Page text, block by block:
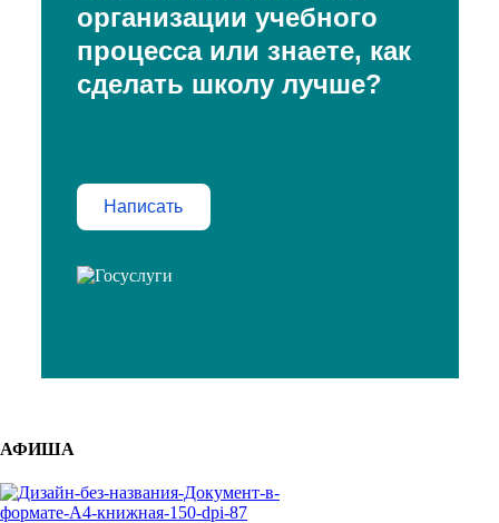
организации учебного
процесса или знаете, как
сделать школу лучше?
Написать
АФИША